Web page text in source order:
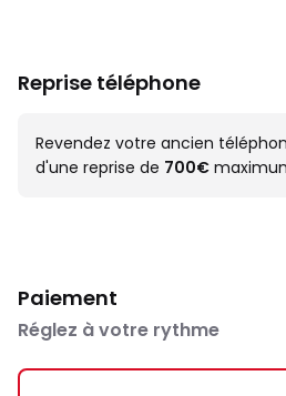
Reprise téléphone
Revendez votre ancien
d'une reprise de 700€
Paiement
Réglez à votre rythme